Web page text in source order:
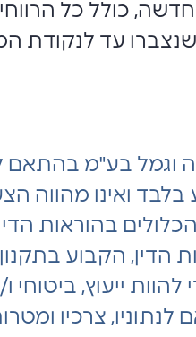
כולל כל
שנצברו עד לנקודת
וגמל בע"מ בהתאם
ואינו מהווה
בהוראות
הדין, הקבוע
ייעוץ, ביטוחי ו/
לנתוניו, צרכיו